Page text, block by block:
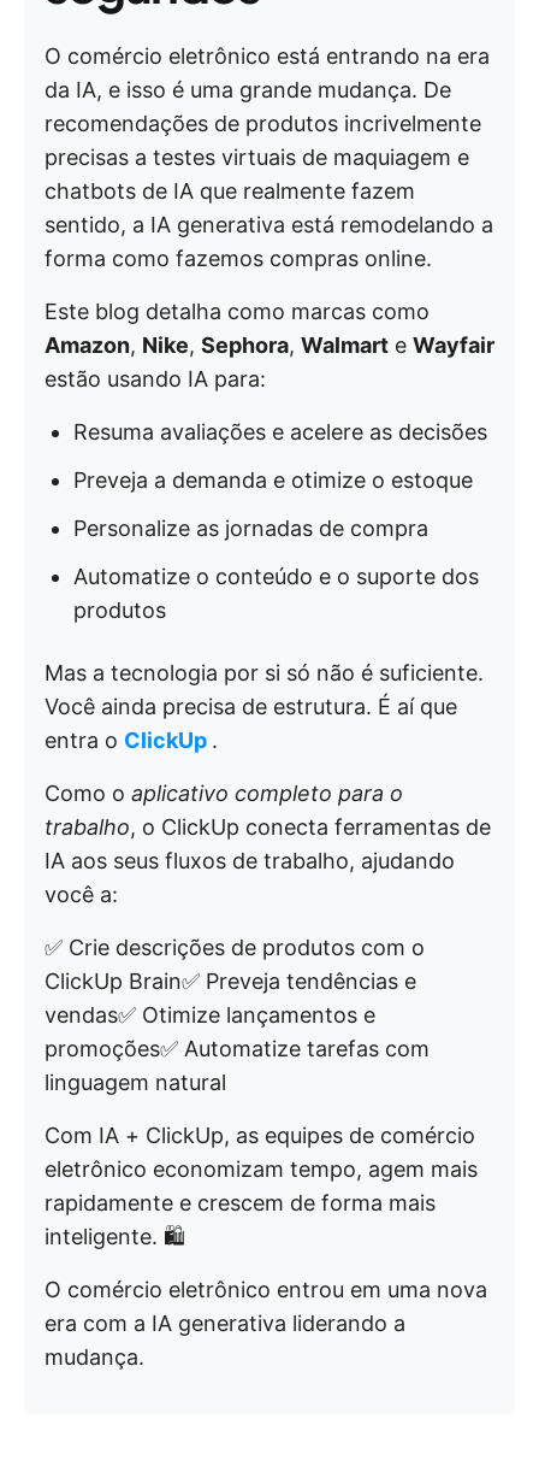
O comércio eletrônico está entrando na era
da IA, e isso é uma grande mudança. De
recomendações de produtos incrivelmente
precisas a testes virtuais de maquiagem e
chatbots de IA que realmente fazem
sentido, a IA generativa está remodelando a
forma como fazemos compras online.
Este blog detalha como marcas como
Amazon, Nike, Sephora, Walmart e Wayfair
estão usando IA para:
Resuma avaliações e acelere as decisões
Preveja a demanda e otimize o estoque
Personalize as jornadas de compra
Automatize o conteúdo e o suporte dos
produtos
Mas a tecnologia por si só não é suficiente.
Você ainda precisa de estrutura. É aí que
entra o ClickUp .
Como o aplicativo completo para o
trabalho, o ClickUp conecta ferramentas de
IA aos seus fluxos de trabalho, ajudando
você a:
✅ Crie descrições de produtos com o
ClickUp Brain✅ Preveja tendências e
vendas✅ Otimize lançamentos e
promoções✅ Automatize tarefas com
linguagem natural
Com IA + ClickUp, as equipes de comércio
eletrônico economizam tempo, agem mais
rapidamente e crescem de forma mais
inteligente. 🛍️
O comércio eletrônico entrou em uma nova
era com a IA generativa liderando a
mudança.